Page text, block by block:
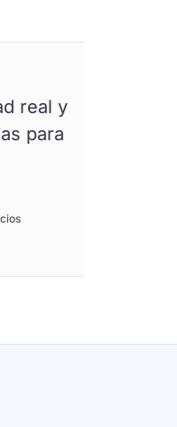
Antes
solicitudes de